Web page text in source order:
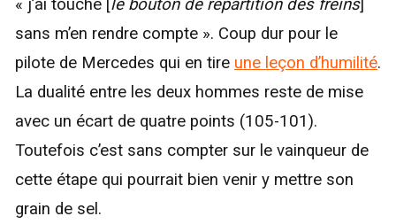
« j’ai touché [ le bouton de répartition des freins]
sans m’en rendre compte ». Coup dur pour le
pilote de Mercedes qui en tire une leçon d’humilité.
La dualité entre les deux hommes reste de mise
avec un écart de quatre points (105-101).
Toutefois c’est sans compter sur le vainqueur de
cette étape qui pourrait bien venir y mettre son
grain de sel.